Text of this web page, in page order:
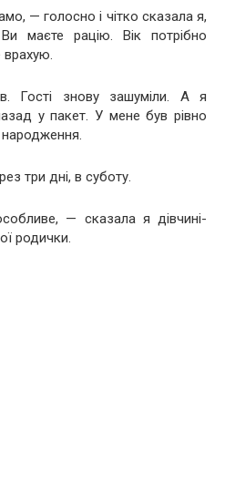
— голосно і чітко сказала я,
маєте рацію. Вік потрібно
врахую.
Гості знову зашуміли. А я
у пакет. У мене був рівно
народження.
три дні, в суботу.
— сказала я дівчині-
родички.